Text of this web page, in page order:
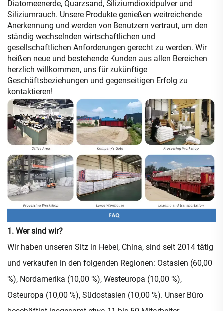
Diatomeenerde, Quarzsand, Siliziumdioxidpulver und
Siliziumrauch. Unsere Produkte genießen weitreichende
Anerkennung und werden von Benutzern vertraut, um den
ständig wechselnden wirtschaftlichen und
gesellschaftlichen Anforderungen gerecht zu werden. Wir
heißen neue und bestehende Kunden aus allen Bereichen
herzlich willkommen, uns für zukünftige
Geschäftsbeziehungen und gegenseitigen Erfolg zu
kontaktieren!
1. Wer sind wir?
Wir haben unseren Sitz in Hebei, China, sind seit 2014 tätig
und verkaufen in den folgenden Regionen: Ostasien (60,00
%), Nordamerika (10,00 %), Westeuropa (10,00 %),
Osteuropa (10,00 %), Südostasien (10,00 %). Unser Büro